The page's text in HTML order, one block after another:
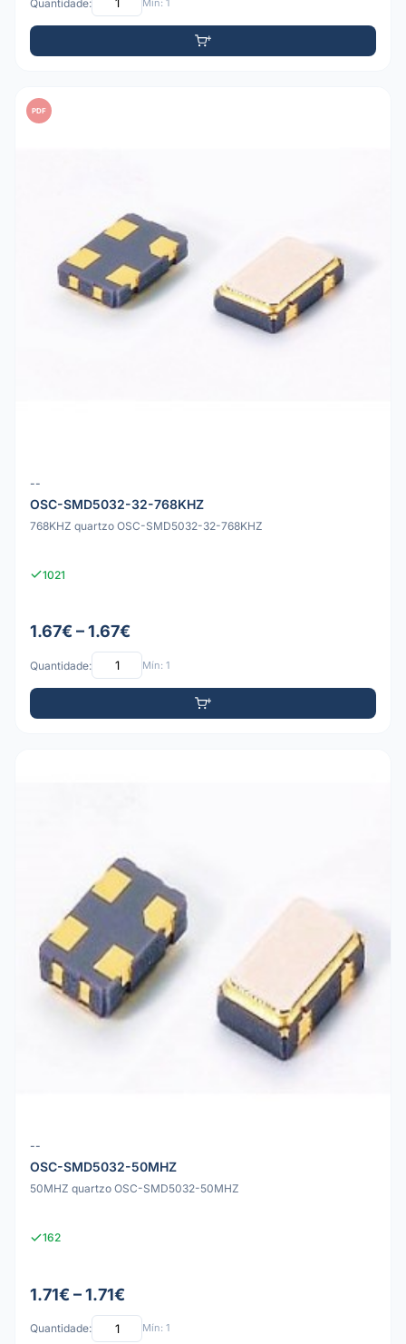
Quantidade: Mín: 1
PDF
--
OSC-SMD5032-32-768KHZ
768KHZ quartzo OSC-SMD5032-32-768KHZ
1021
1.67€ – 1.67€
Quantidade: Mín: 1
--
OSC-SMD5032-50MHZ
50MHZ quartzo OSC-SMD5032-50MHZ
162
1.71€ – 1.71€
Quantidade: Mín: 1